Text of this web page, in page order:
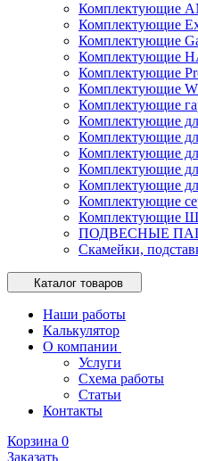
Комплектующие
Комплектующие
Комплектующие
Комплектующие
Комплектующие
Комплектующие
Комплектующие
Комплектующие
Комплектующие
Комплектующие
Комплектующие
Комплектующие
Комплектующие
Комплектующие
ПОДВЕСНЫЕ
Скамейки,
Каталог товаров
Наши работы
Калькулятор
О компании
Услуги
Схема работы
Статьи
Контакты
Корзина 0
Заказать